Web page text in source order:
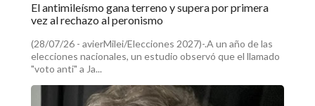
El antimileísmo gana terreno y supera por primera
vez al rechazo al peronismo
(28/07/26 - avierMilei/Elecciones 2027)-.A un año de las
elecciones nacionales, un estudio observó que el llamado
"voto anti" a Ja...